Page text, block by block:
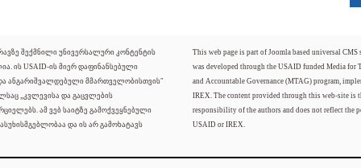
შექმნილი უნივერსალური კონტენტის
ის USAID-ის მიერ დაფინანსებული
ანგარიშვალდებული მმართველობისთვის"
„კვლევისა და გაცვლების
ამ ვებ საიტზე გამოქვეყნებული
და ის არ გამოხატავს
This web page is part of Joomla based universal CMS
was developed through the USAID funded Media for
and Accountable Governance (MTAG) program,
IREX. The content provided through this web-site is
responsibility of the authors and does not reflect the
USAID or IREX.